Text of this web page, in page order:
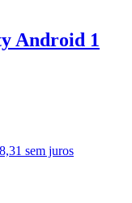
Android 1
sem juros